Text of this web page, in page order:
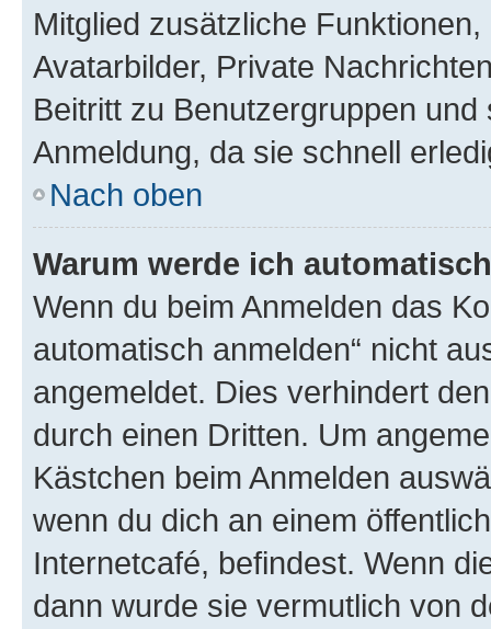
Mitglied zusätzliche
Avatarbilder, Private
Beitritt zu Benutzergruppen
Anmeldung, da sie schnell
Nach oben
Warum werde ich
Wenn du beim Anmelden das
automatisch anmelden“ nicht
angemeldet. Dies verhindert
durch einen Dritten. Um
Kästchen beim Anmelden
wenn du dich an einem
Internetcafé, befindest. Wenn
dann wurde sie vermutlich von